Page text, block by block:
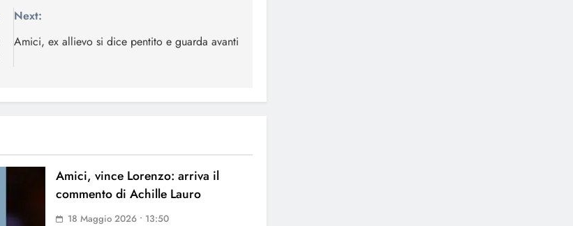
Next:
Amici, ex allievo si dice pentito e guarda avanti
Amici, vince Lorenzo: arriva il
commento di Achille Lauro
18 Maggio 2026 • 13:50